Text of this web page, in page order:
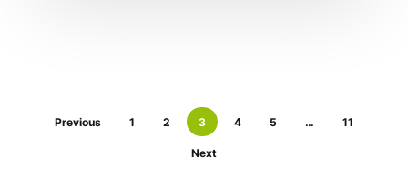
Previous 1 2 3 4 5 … 11
Next